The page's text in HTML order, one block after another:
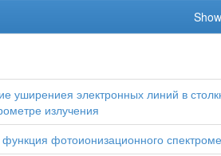
уширениея электронных линий в
излучения
фотоионизационного